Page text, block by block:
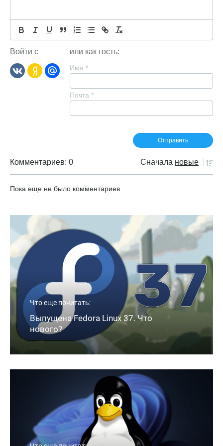
Войти с или как гость:
Имя *
Почта *
Комментариев: 0 Сначала новые
Пока еще не было комментариев
Что еще почитать:
Выпущена Fedora Linux 37. Что
нового?